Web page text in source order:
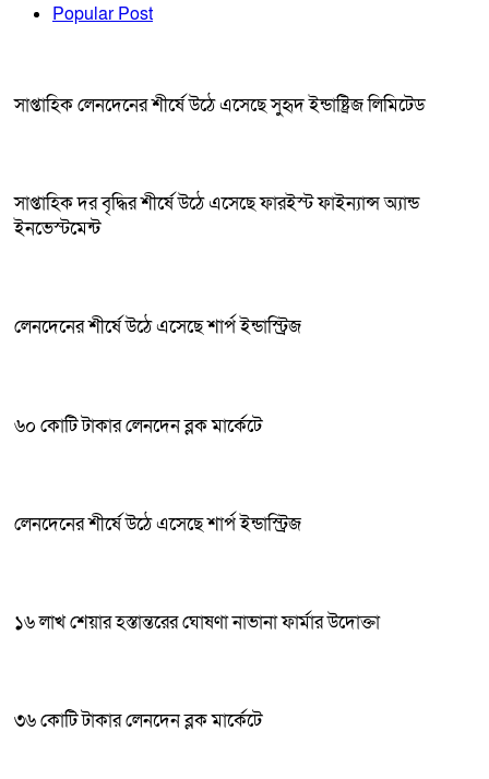
Popular Post
সাপ্তাহিক লেনদেনের শীর্ষে উঠে এসেছে সুহৃদ ইন্ডাষ্ট্রিজ লিমিটেড
সাপ্তাহিক দর বৃদ্ধির শীর্ষে উঠে এসেছে ফারইস্ট ফাইন্যান্স অ্যান্ড
ইনভেস্টমেন্ট
লেনদেনের শীর্ষে উঠে এসেছে শার্প ইন্ডাস্ট্রিজ
৬০ কোটি টাকার লেনদেন ব্লক মার্কেটে
লেনদেনের শীর্ষে উঠে এসেছে শার্প ইন্ডাস্ট্রিজ
১৬ লাখ শেয়ার হস্তান্তরের ঘোষণা নাভানা ফার্মার উদোক্তা
৩৬ কোটি টাকার লেনদেন ব্লক মার্কেটে